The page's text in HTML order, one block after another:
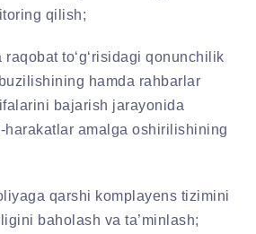
qilish;
to‘g‘risidagi qonunchilik
hamda rahbarlar
bajarish jarayonida
harakatlar amalga oshirilishining
qarshi komplayens tizimini
baholash va ta’minlash;